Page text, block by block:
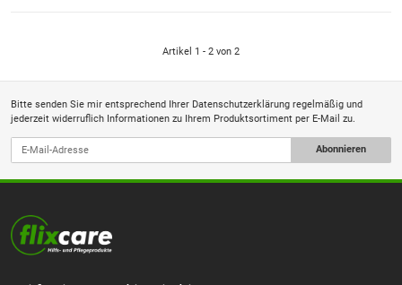
Artikel 1 - 2 von 2
Bitte senden Sie mir entsprechend Ihrer Datenschutzerklärung regelmäßig und
jederzeit widerruflich Informationen zu Ihrem Produktsortiment per E-Mail zu.
Abonnieren